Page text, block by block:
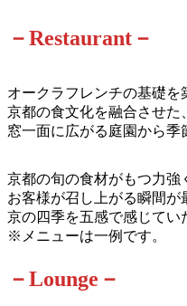
－Restaurant－
オークラフレンチの基礎を
京都の食文化を融合させた
窓一面に広がる庭園から季
京都の旬の食材がもつ力強
お客様が召し上がる瞬間が
京の四季を五感で感じてい
※メニューは一例です。
－Lounge－